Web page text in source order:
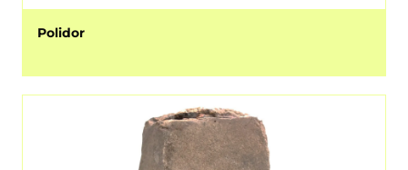
Polidor